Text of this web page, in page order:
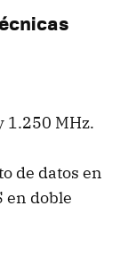
1.250 MHz.
de datos en
en doble